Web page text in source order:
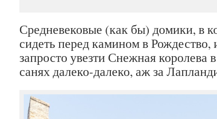
Средневековые (как бы) домики, в
сидеть перед камином в
запросто увезти Снежная королева
санях далеко-далеко, аж за